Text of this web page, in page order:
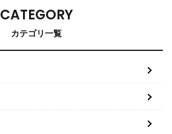
CATEGORY
カテゴリ一覧